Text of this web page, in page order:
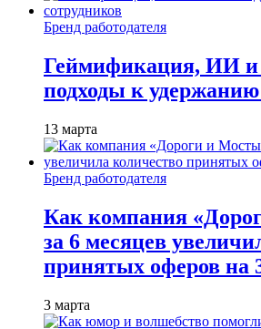
Бренд работодателя
Геймификация, ИИ и
подходы к
13 марта
Бренд работодателя
Как компания
за 6 месяцев
принятых оферов на
3 марта